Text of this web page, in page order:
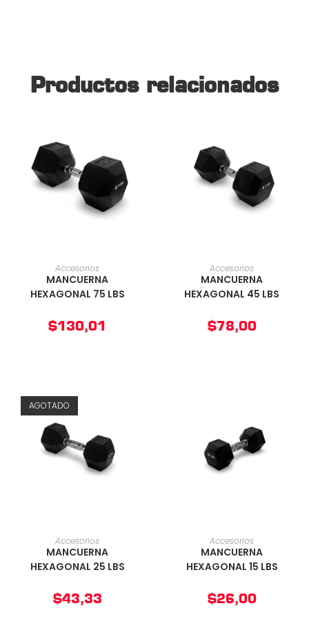
Productos relacionados
AÑADIR AL CARRITO
Accesorios
MANCUERNA
HEXAGONAL 75 LBS
$130,01
AÑADIR AL CARRITO
Accesorios
MANCUERNA
HEXAGONAL 45 LBS
$78,00
AGOTADO
AÑADIR AL CARRITO
Accesorios
MANCUERNA
HEXAGONAL 25 LBS
$43,33
AÑADIR AL CARRITO
Accesorios
MANCUERNA
HEXAGONAL 15 LBS
$26,00